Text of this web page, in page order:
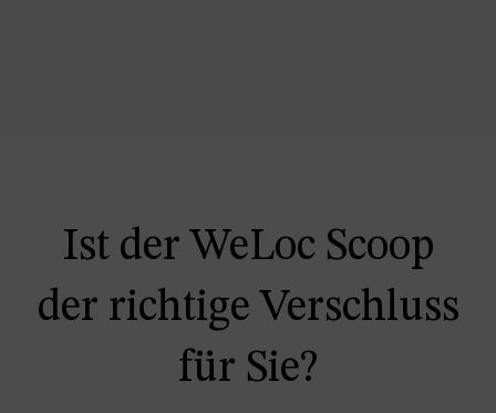
Ist der WeLoc Scoop
der richtige Verschluss
für Sie?